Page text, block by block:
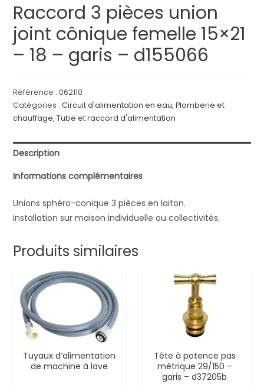
Raccord 3 pièces union
joint cônique femelle 15×21
– 18 – garis – d155066
Référence : 062110
Catégories : Circuit d'alimentation en eau, Plomberie et
chauffage, Tube et raccord d'alimentation
Description
Informations complémentaires
Unions sphéro-conique 3 pièces en laiton.
Installation sur maison individuelle ou collectivités.
Produits similaires
Tuyaux d’alimentation
de machine à lave
Tête à potence pas
métrique 29/150 –
garis – d37205b